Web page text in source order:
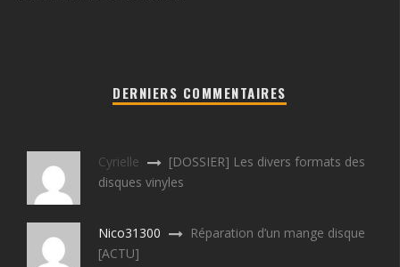
DERNIERS COMMENTAIRES
Cyrielle
[DOSSIER] Les divers formats des
disques vinyles
Nico31300
Réparation d’un mange disque
[ACTU]